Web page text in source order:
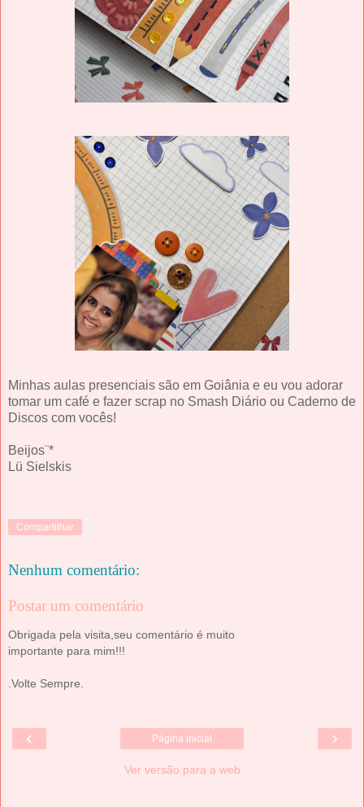
Minhas aulas presenciais são em Goiânia e eu vou adorar
tomar um café e fazer scrap no Smash Diário ou Caderno de
Discos com vocês!
Beijos¨*
Lü Sielskis
Compartilhar
Nenhum comentário:
Postar um comentário
Obrigada pela visita,seu comentário é muito
importante para mim!!!
.Volte Sempre.
‹ ›
Página inicial
Ver versão para a web